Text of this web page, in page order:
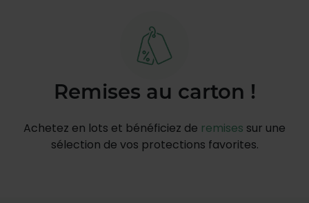
Remises au carton !
Achetez en lots et bénéficiez de remises sur une
sélection de vos protections favorites.